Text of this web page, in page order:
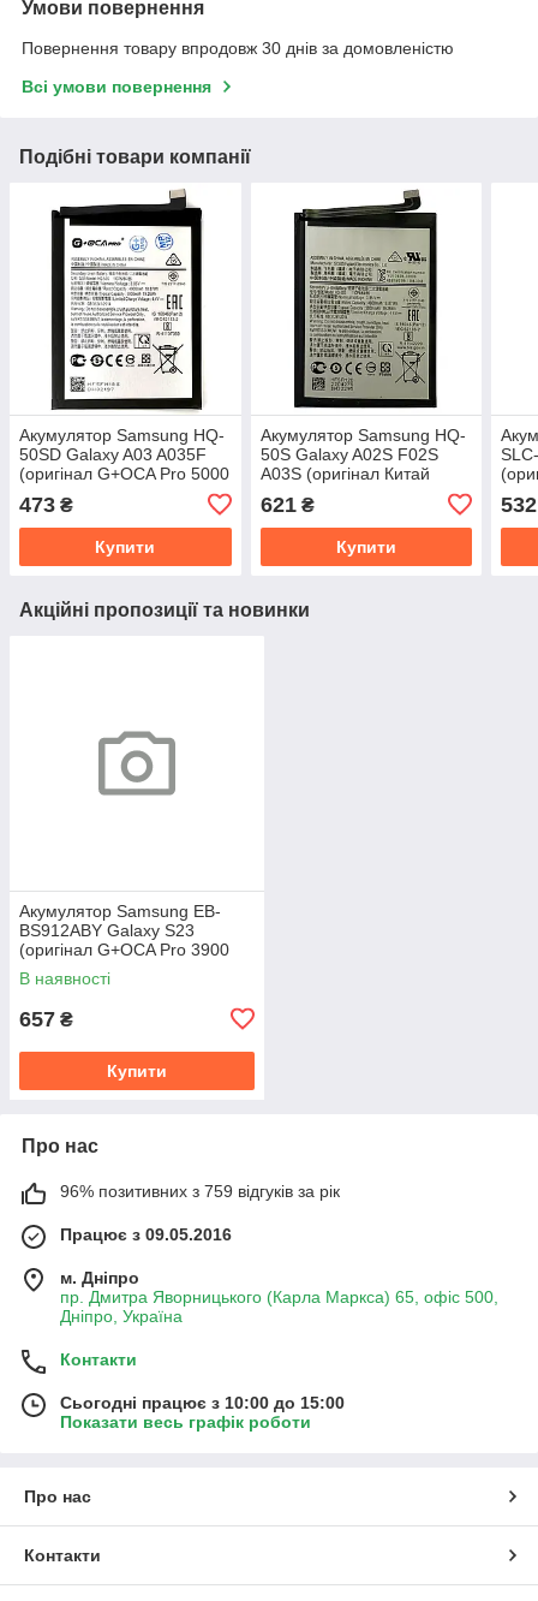
Умови повернення
Повернення товару впродовж 30 днів за домовленістю
Всі умови повернення
Подібні товари компанії
Акумулятор Samsung HQ-
50SD Galaxy A03 A035F
(оригінал G+OCA Pro 5000
473 ₴
Купити
Акумулятор Samsung HQ-
50S Galaxy A02S F02S
A03S (оригінал Китай
621₴
Купити
532
Акційні пропозиції та новинки
Акумулятор Samsung EB-
BS912ABY Galaxy S23
(оригінал G+OCA Pro 3900
mAh)
В наявності
657 ₴
Купити
Про нас
96% позитивних з 759 відгуків за рік
Працює з 09.05.2016
м. Дніпро
пр. Дмитра Яворницького (Карла Маркса) 65, офіс 500,
Дніпро, Україна
Контакти
Сьогодні працює з 10:00 до 15:00
Показати весь графік роботи
Про нас
Контакти